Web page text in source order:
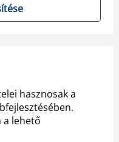
hasznosak a
a lehető